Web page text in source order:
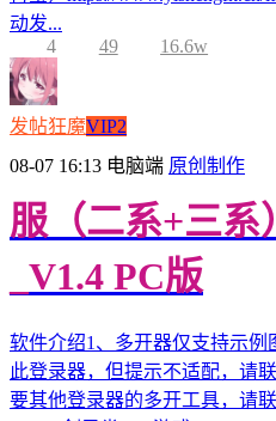
动发...
4
49 16.6w
发帖狂魔VIP2
08-07 16:13 电脑端 原创制作
服（二系+三系
_V1.4 PC版
软件介绍1、多开器仅支持示
此登录器，但提示不适配，请
要其他登录器的多开工具，请